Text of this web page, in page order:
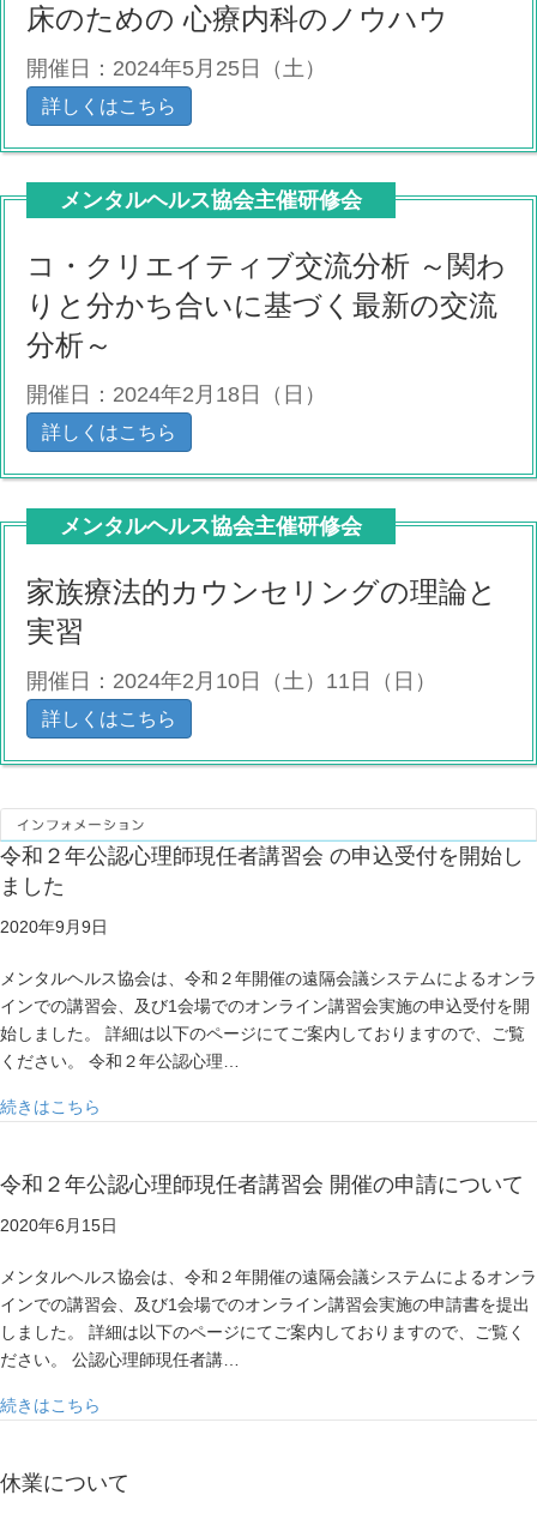
床のための 心療内科のノウハウ
開催日：2024年5月25日（土）
詳しくはこちら
メンタルヘルス協会主催研修会
コ・クリエイティブ交流分析 ～関わ
りと分かち合いに基づく最新の交流
分析～
開催日：2024年2月18日（日）
詳しくはこちら
メンタルヘルス協会主催研修会
家族療法的カウンセリングの理論と
実習
開催日：2024年2月10日（土）11日（日）
詳しくはこちら
令和２年公認心理師現任者講習会 の申込受付を開始し
ました
2020年9月9日
メンタルヘルス協会は、令和２年開催の遠隔会議システムによるオンラ
インでの講習会、及び1会場でのオンライン講習会実施の申込受付を開
始しました。 詳細は以下のページにてご案内しておりますので、ご覧
ください。 令和２年公認心理…
続きはこちら
令和２年公認心理師現任者講習会 開催の申請について
2020年6月15日
メンタルヘルス協会は、令和２年開催の遠隔会議システムによるオンラ
インでの講習会、及び1会場でのオンライン講習会実施の申請書を提出
しました。 詳細は以下のページにてご案内しておりますので、ご覧く
ださい。 公認心理師現任者講…
続きはこちら
休業について